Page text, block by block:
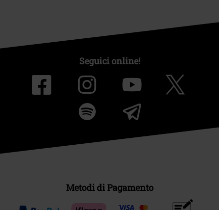
Seguici online!
Metodi di Pagamento